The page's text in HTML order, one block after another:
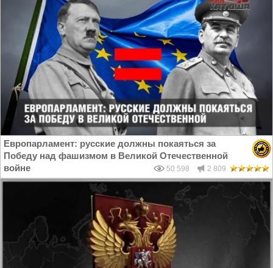
Европарламент: русские должны покаяться за
Победу над фашизмом в Великой Отечественной
войне
50 598 2 809